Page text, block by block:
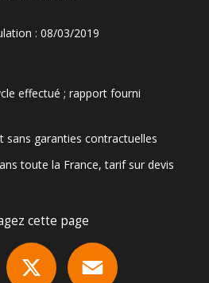
: 08/03/2019
effectué ; rapport fourni
sans garanties contractuelles
toute la France, tarif sur devis
cette page
Facebook